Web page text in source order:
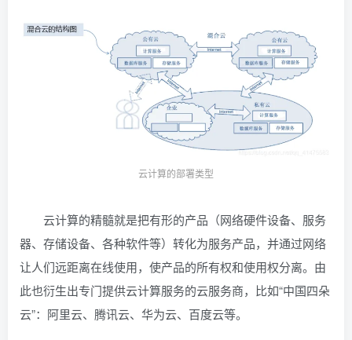
云计算的部署类型
云计算的精髓就是把有形的产品（网络硬件设备、服务
器、存储设备、各种软件等）转化为服务产品，并通过网络
让人们远距离在线使用，使产品的所有权和使用权分离。由
此也衍生出专门提供云计算服务的云服务商，比如“中国四朵
云”：阿里云、腾讯云、华为云、百度云等。